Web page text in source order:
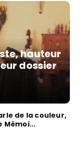
hauteur
dossier
de la couleur,
Mémoi...